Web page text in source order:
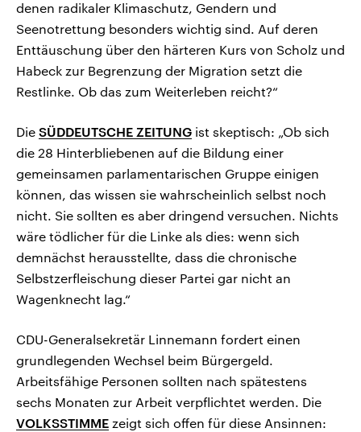
denen radikaler Klimaschutz, Gendern und
Seenotrettung besonders wichtig sind. Auf deren
Enttäuschung über den härteren Kurs von Scholz und
Habeck zur Begrenzung der Migration setzt die
Restlinke. Ob das zum Weiterleben reicht?“
Die SÜDDEUTSCHE ZEITUNG ist skeptisch: „Ob sich
die 28 Hinterbliebenen auf die Bildung einer
gemeinsamen parlamentarischen Gruppe einigen
können, das wissen sie wahrscheinlich selbst noch
nicht. Sie sollten es aber dringend versuchen. Nichts
wäre tödlicher für die Linke als dies: wenn sich
demnächst herausstellte, dass die chronische
Selbstzerfleischung dieser Partei gar nicht an
Wagenknecht lag.“
CDU-Generalsekretär Linnemann fordert einen
grundlegenden Wechsel beim Bürgergeld.
Arbeitsfähige Personen sollten nach spätestens
sechs Monaten zur Arbeit verpflichtet werden. Die
VOLKSSTIMME zeigt sich offen für diese Ansinnen: